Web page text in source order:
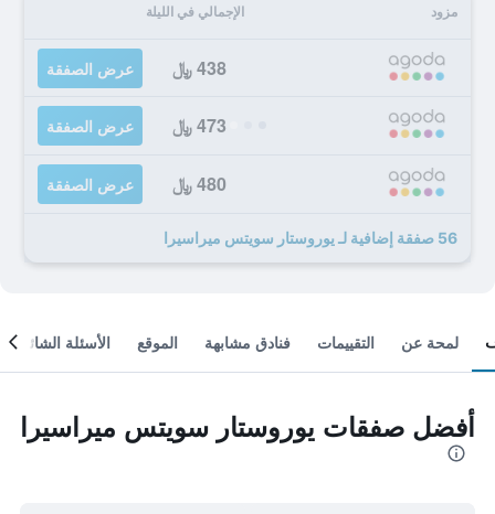
مزود الإجمالي في الليلة
438 ﷼ عرض الصفقة
473 ﷼ عرض الصفقة
480 ﷼ عرض الصفقة
56 صفقة إضافية لـ يوروستار سويتس ميراسيرا
لمحة عن التقييمات فنادق مشابهة الموقع الأسئلة الشائعة
أفضل صفقات يوروستار سويتس ميراسيرا